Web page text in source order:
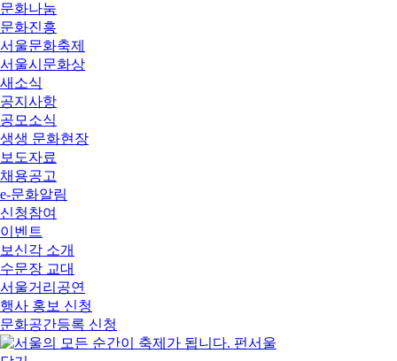
문화나눔
문화진흥
서울문화축제
서울시문화상
새소식
공지사항
공모소식
생생 문화현장
보도자료
채용공고
e-문화알림
신청참여
이벤트
보신각 소개
수문장 교대
서울거리공연
행사 홍보 신청
문화공간등록 신청